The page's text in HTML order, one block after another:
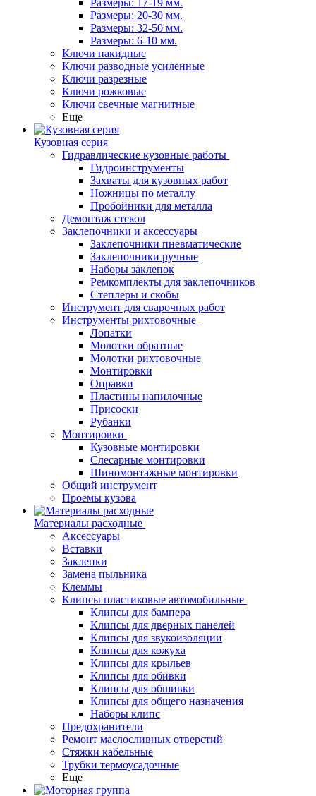
Размеры: 17-19 мм.
Размеры: 20-30 мм.
Размеры: 32-50 мм.
Размеры: 6-10 мм.
Ключи накидные
Ключи разводные усиленные
Ключи разрезные
Ключи рожковые
Ключи свечные магнитные
Еще
Кузовная серия
Гидравлические кузовные работы
Гидроинструменты
Захваты для кузовных работ
Ножницы по металлу
Пробойники для металла
Демонтаж стекол
Заклепочники и аксессуары
Заклепочники пневматические
Заклепочники ручные
Наборы заклепок
Ремкомплекты для заклепочников
Степлеры и скобы
Инструмент для сварочных работ
Инструменты рихтовочные
Лопатки
Молотки обратные
Молотки рихтовочные
Монтировки
Оправки
Пластины напилочные
Присоски
Рубанки
Монтировки
Кузовные монтировки
Слесарные монтировки
Шиномонтажные монтировки
Общий инструмент
Проемы кузова
Материалы расходные
Аксессуары
Вставки
Заклепки
Замена пыльника
Клеммы
Клипсы пластиковые автомобильные
Клипсы для бампера
Клипсы для дверных панелей
Клипсы для звукоизоляции
Клипсы для кожуха
Клипсы для крыльев
Клипсы для обивки
Клипсы для обшивки
Клипсы для общего назначения
Наборы клипс
Предохранители
Ремонт маслосливных отверстий
Стяжки кабельные
Трубки термоусадочные
Еще